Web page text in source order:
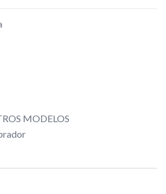
MODELOS